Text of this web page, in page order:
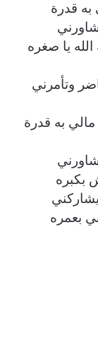
قدرة
يا صغره
وتأمرني
به قدرة
بكبره
بعمره